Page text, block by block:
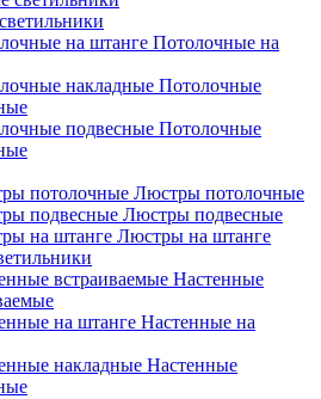
Потолочные на
Потолочные
Потолочные
Люстры потолочные
Люстры подвесные
Люстры на штанге
Настенные
Настенные на
Настенные